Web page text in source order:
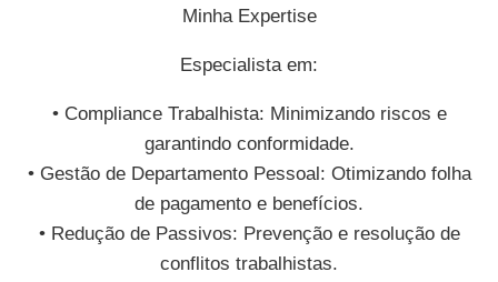
Minha Expertise
Especialista em:
• Compliance Trabalhista: Minimizando riscos e
garantindo conformidade.
• Gestão de Departamento Pessoal: Otimizando folha
de pagamento e benefícios.
• Redução de Passivos: Prevenção e resolução de
conflitos trabalhistas.